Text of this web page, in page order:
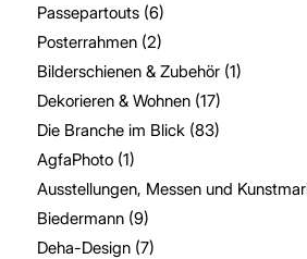
Passepartouts(6)
Posterrahmen(2)
Bilderschienen & Zubehör(1)
Dekorieren & Wohnen(17)
Die Branche im Blick(83)
AgfaPhoto(1)
Ausstellungen, Messen und
Biedermann(9)
Deha-Design(7)